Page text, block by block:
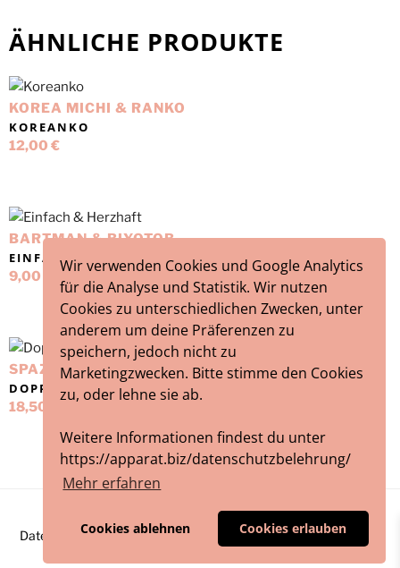
Wir verwenden Cookies und Google Analytics
für die Analyse und Statistik. Wir nutzen
Cookies zu unterschiedlichen Zwecken, unter
anderem um deine Präferenzen zu
speichern, jedoch nicht zu
Marketingzwecken. Bitte stimme den Cookies
zu, oder lehne sie ab.
Weitere Informationen findest du unter
https://apparat.biz/datenschutzbelehrung/
Mehr erfahren
Cookies ablehnen Cookies erlauben
ÄHNLICHE PRODUKTE
KOREA MICHI & RANKO
KOREANKO
12,00 €
BARTMAN & BIYOTOB
EINFACH & HERZHAFT
9,00
SPAZE WINDU & HERR KÖNIG
DOPPIO PASSO (INSTRUMENTALS)
18,50
Datenschutzbelehrung Impressum / Webworks byblumeblau